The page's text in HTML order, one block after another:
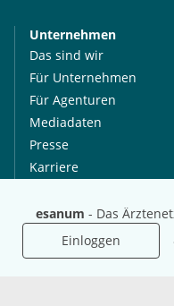
esanum - Das
Einloggen
Unternehmen
Das sind wir
Für Unternehmen
Für Agenturen
Mediadaten
Presse
Karriere
International
esanum.it